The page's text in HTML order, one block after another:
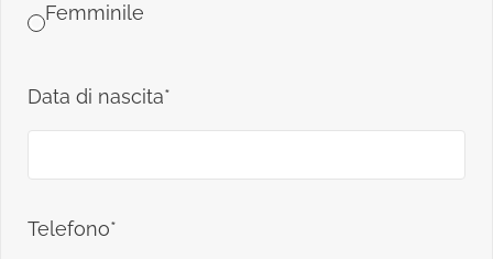
Femminile
Data di nascita*
Telefono*